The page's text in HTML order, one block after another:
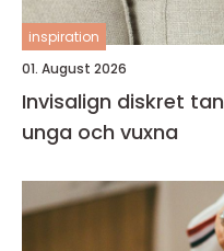
inspiration
01. August 2026
Invisalign diskret tandreglering för barn,
unga och vuxna